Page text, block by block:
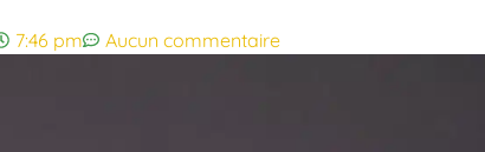
7:46 pm Aucun commentaire